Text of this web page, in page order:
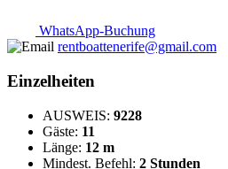
WhatsApp-Buchung
rentboattenerife@gmail.com
Einzelheiten
AUSWEIS: 9228
Gäste: 11
Länge: 12 m
Mindest. Befehl: 2 Stunden